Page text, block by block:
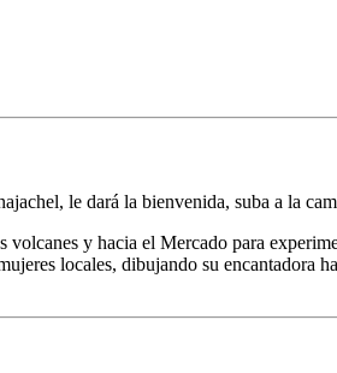
le dará la bienvenida, suba a la
y hacia el Mercado para
locales, dibujando su encantadora